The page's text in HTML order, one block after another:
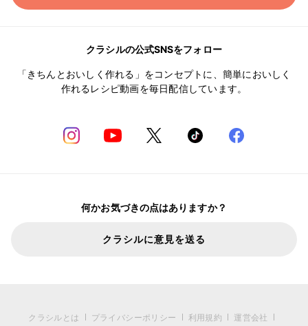
クラシルの公式SNSをフォロー
「きちんとおいしく作れる」をコンセプトに、簡単においしく
作れるレシピ動画を毎日配信しています。
何かお気づきの点はありますか？
クラシルに意見を送る
クラシルとは プライバシーポリシー 利用規約 運営会社